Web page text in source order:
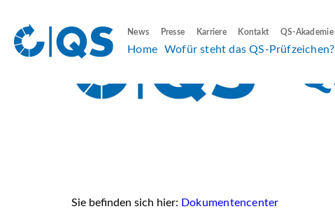
News Presse Karriere Kontakt QS-Akademie
Home Wofür steht das QS-Prüfzeichen?
Sie befinden sich hier: Dokumentencenter